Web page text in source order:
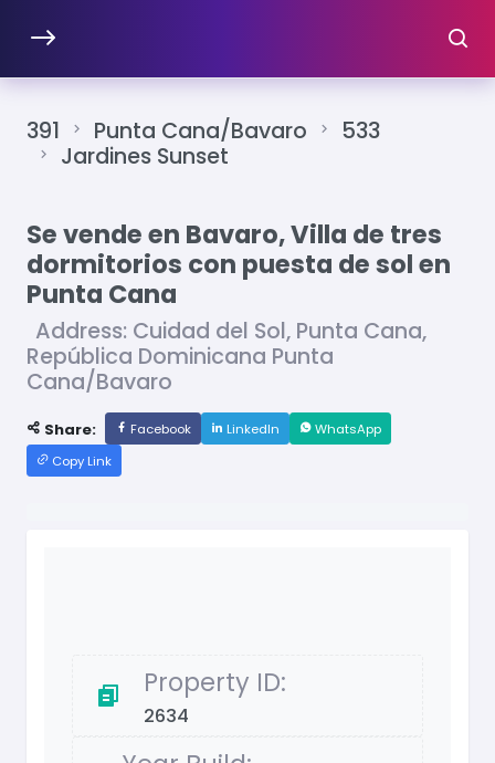
391 Punta Cana/Bavaro
533
Jardines Sunset
Se vende en Bavaro, Villa de tres
dormitorios con puesta de sol en
Punta Cana
Address: Cuidad del Sol, Punta Cana,
República Dominicana Punta
Cana/Bavaro
Share: Facebook LinkedIn
WhatsApp
Copy Link
Property ID:
2634